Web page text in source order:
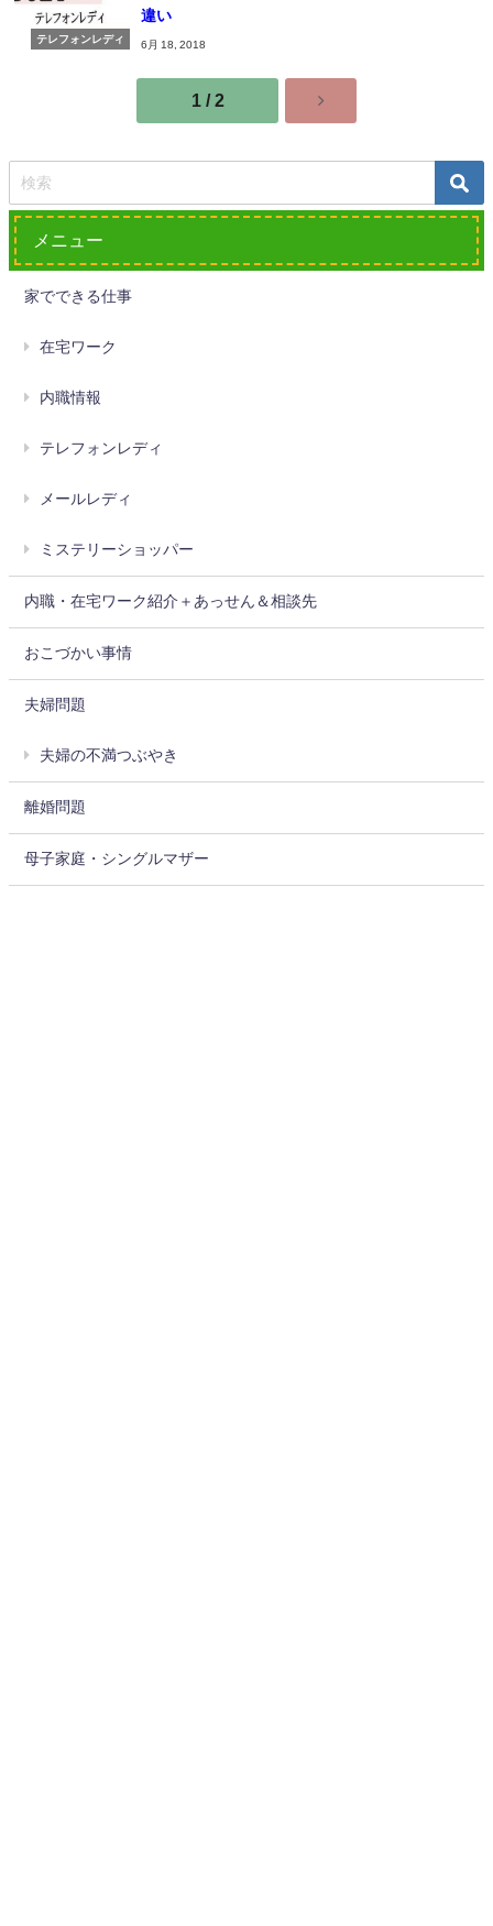
テレフォンレディ
違い
6月 18, 2018
1 / 2
メニュー
家でできる仕事
在宅ワーク
内職情報
テレフォンレディ
メールレディ
ミステリーショッパー
内職・在宅ワーク紹介＋あっせん＆相談先
おこづかい事情
夫婦問題
夫婦の不満つぶやき
離婚問題
母子家庭・シングルマザー